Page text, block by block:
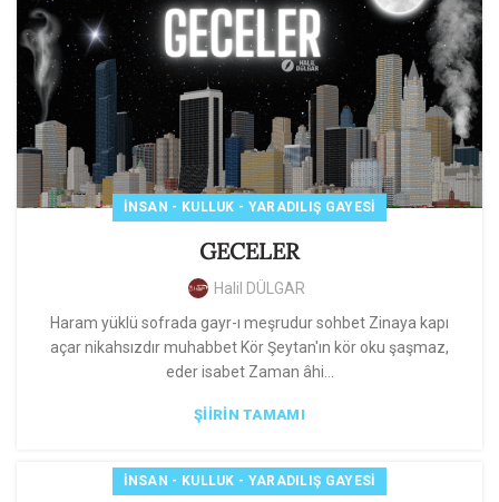
İNSAN - KULLUK - YARADILIŞ GAYESI
GECELER
Halil DÜLGAR
Haram yüklü sofrada gayr-ı meşrudur sohbet Zinaya kapı
açar nikahsızdır muhabbet Kör Şeytan'ın kör oku şaşmaz,
eder isabet Zaman âhi...
ŞIIRIN TAMAMI
İNSAN - KULLUK - YARADILIŞ GAYESI